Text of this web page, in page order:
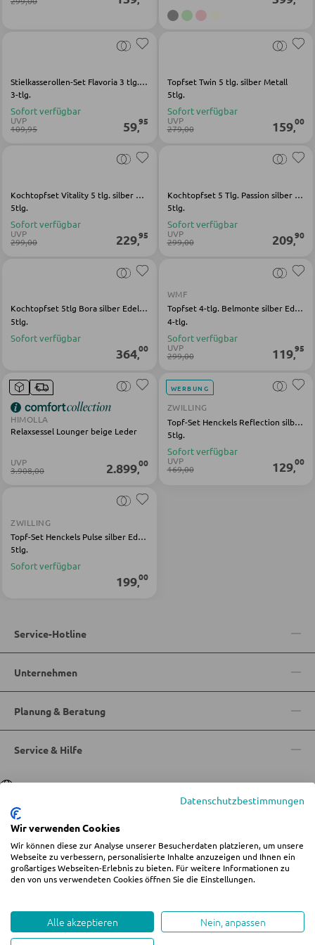
Vitrinenschränke
TV-MÖBEL
TV-Elemente
WOHNZIMMERTISCHE
Couchtische
Beistelltische
Polstersessel
Relaxsessel
Ohrensessel
Fernsehsessel
HOCKER
Sitzhocker
Barhocker
SCHLAFEN
Doppelbetten
Polsterbetten
Einzelbetten
Komplette Schlafzimmer
MATRATZEN SHOP
Matratzen
Matratzenzubehör
Lattenroste
LED-Strahler und LED-Spots
LED-Tischleuchten
AUSSENBELEUCHTUNG
LEUCHTENSERIEN
Stielkasserollen-Set Flavoria 3 tlg. silber glänzend Edelstahl 18|10
3-tlg.
Sofort verfügbar
UVP
109,95 59,95
Topfset Twin 5 tlg. silber Metall
5tlg.
Sofort verfügbar
UVP
279,00 159,00
Kochtopfset Vitality 5 tlg. silber Metall
5tlg.
Sofort verfügbar
UVP
299,00 229,95
Kochtopfset 5 Tlg. Passion silber Metall
5tlg.
Sofort verfügbar
UVP
299,00 209,90
Kochtopfset 5tlg Bora silber Edelstahl
5tlg.
Sofort verfügbar
364,00
WMF
Topfset 4-tlg. Belmonte silber Edelstahl
4-tlg.
Sofort verfügbar
UVP
299,00 119,95
HIMOLLA
Relaxsessel Lounger beige Leder
UVP
3.908,00 2.899,00
WERBUNG
ZWILLING
Topf-Set Henckels Reflection silber Edelstahl
5tlg.
Sofort verfügbar
UVP
169,00 129,00
ZWILLING
Topf-Set Henckels Pulse silber Edelstahl
5tlg.
Sofort verfügbar
199,00
Service-Hotline
Unternehmen
Planung & Beratung
Service & Hilfe
SpracheDeutsch|Italiano
© 2026 Wohn-Zentrum Jungmann
%star%Alle Preise inkl. gesetzl. Mehrwertsteuer zzgl.Versandkostenund ggf.
Nachnahmegebühren, wenn nicht anders angegeben.
Whistleblowing
Datenschutzbestimmungen
Wir verwenden Cookies
Wir können diese zur Analyse unserer Besucherdaten platzieren, um unsere
Webseite zu verbessern, personalisierte Inhalte anzuzeigen und Ihnen ein
großartiges Webseiten-Erlebnis zu bieten. Für weitere Informationen zu
den von uns verwendeten Cookies öffnen Sie die Einstellungen.
Alle akzeptieren
Nein, anpassen